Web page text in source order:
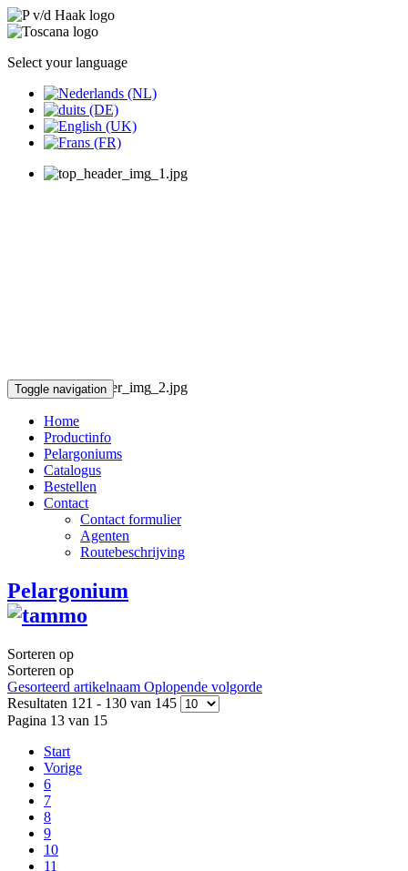
Select your language
Toggle navigation
Home
Productinfo
Pelargoniums
Catalogus
Bestellen
Contact
Contact formulier
Agenten
Routebeschrijving
Pelargonium
Sorteren op
Sorteren op
Gesorteerd artikelnaam Oplopende volgorde
Resultaten 121 - 130 van 145
Pagina 13 van 15
Start
Vorige
6
7
8
9
10
11